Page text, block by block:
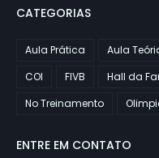
CATEGORIAS
Aula Prática Aula
COI
FIVB Hall da
No Treinamento
ENTRE EM CONTATO